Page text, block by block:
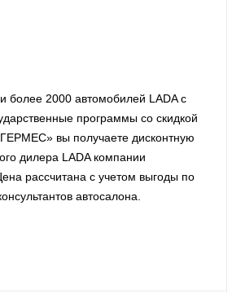
более 2000 автомобилей LADA с
программы со скидкой
вы получаете дисконтную
дилера LADA компании
рассчитана с учетом выгоды по
автосалона.